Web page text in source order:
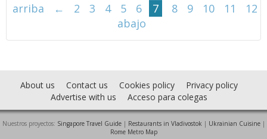
arriba
← 2 3 4 5 6 7 8 9 10 11
12
abajo
About us Contact us Cookies policy
Privacy policy
Advertise with us
Acceso para colegas
Nuestros proyectos: Singapore Travel Guide| Restaurants in Vladivostok | Ukrainian Cuisine|
Rome Metro Map